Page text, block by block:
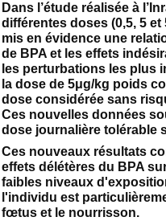
Dans l’étude réalisée à
différentes doses (0,5, 5
mis en évidence une
de BPA et les effets
les perturbations les plus
la dose de 5μg/kg poids
dose considérée sans
Ces nouvelles données
dose journalière tolérable
Ces nouveaux résultats
effets délétères du BPA
faibles niveaux
l'individu est
fœtus et le nourrisson.